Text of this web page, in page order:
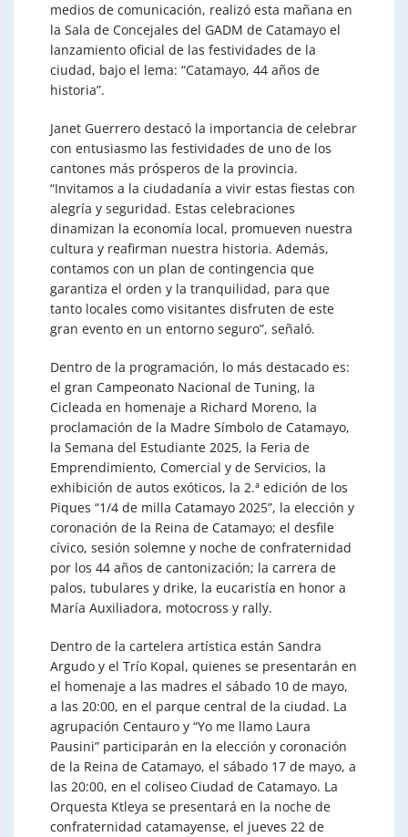
medios de comunicación, realizó esta mañana en
la Sala de Concejales del GADM de Catamayo el
lanzamiento oficial de las festividades de la
ciudad, bajo el lema: “Catamayo, 44 años de
historia”.
Janet Guerrero destacó la importancia de celebrar
con entusiasmo las festividades de uno de los
cantones más prósperos de la provincia.
“Invitamos a la ciudadanía a vivir estas fiestas con
alegría y seguridad. Estas celebraciones
dinamizan la economía local, promueven nuestra
cultura y reafirman nuestra historia. Además,
contamos con un plan de contingencia que
garantiza el orden y la tranquilidad, para que
tanto locales como visitantes disfruten de este
gran evento en un entorno seguro”, señaló.
Dentro de la programación, lo más destacado es:
el gran Campeonato Nacional de Tuning, la
Cicleada en homenaje a Richard Moreno, la
proclamación de la Madre Símbolo de Catamayo,
la Semana del Estudiante 2025, la Feria de
Emprendimiento, Comercial y de Servicios, la
exhibición de autos exóticos, la 2.ª edición de los
Piques “1/4 de milla Catamayo 2025”, la elección y
coronación de la Reina de Catamayo; el desfile
cívico, sesión solemne y noche de confraternidad
por los 44 años de cantonización; la carrera de
palos, tubulares y drike, la eucaristía en honor a
María Auxiliadora, motocross y rally.
Dentro de la cartelera artística están Sandra
Argudo y el Trío Kopal, quienes se presentarán en
el homenaje a las madres el sábado 10 de mayo,
a las 20:00, en el parque central de la ciudad. La
agrupación Centauro y “Yo me llamo Laura
Pausini” participarán en la elección y coronación
de la Reina de Catamayo, el sábado 17 de mayo, a
las 20:00, en el coliseo Ciudad de Catamayo. La
Orquesta Ktleya se presentará en la noche de
confraternidad catamayense, el jueves 22 de